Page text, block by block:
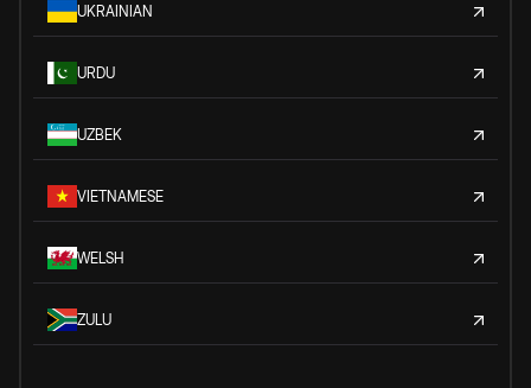
UKRAINIAN
URDU
UZBEK
VIETNAMESE
WELSH
ZULU